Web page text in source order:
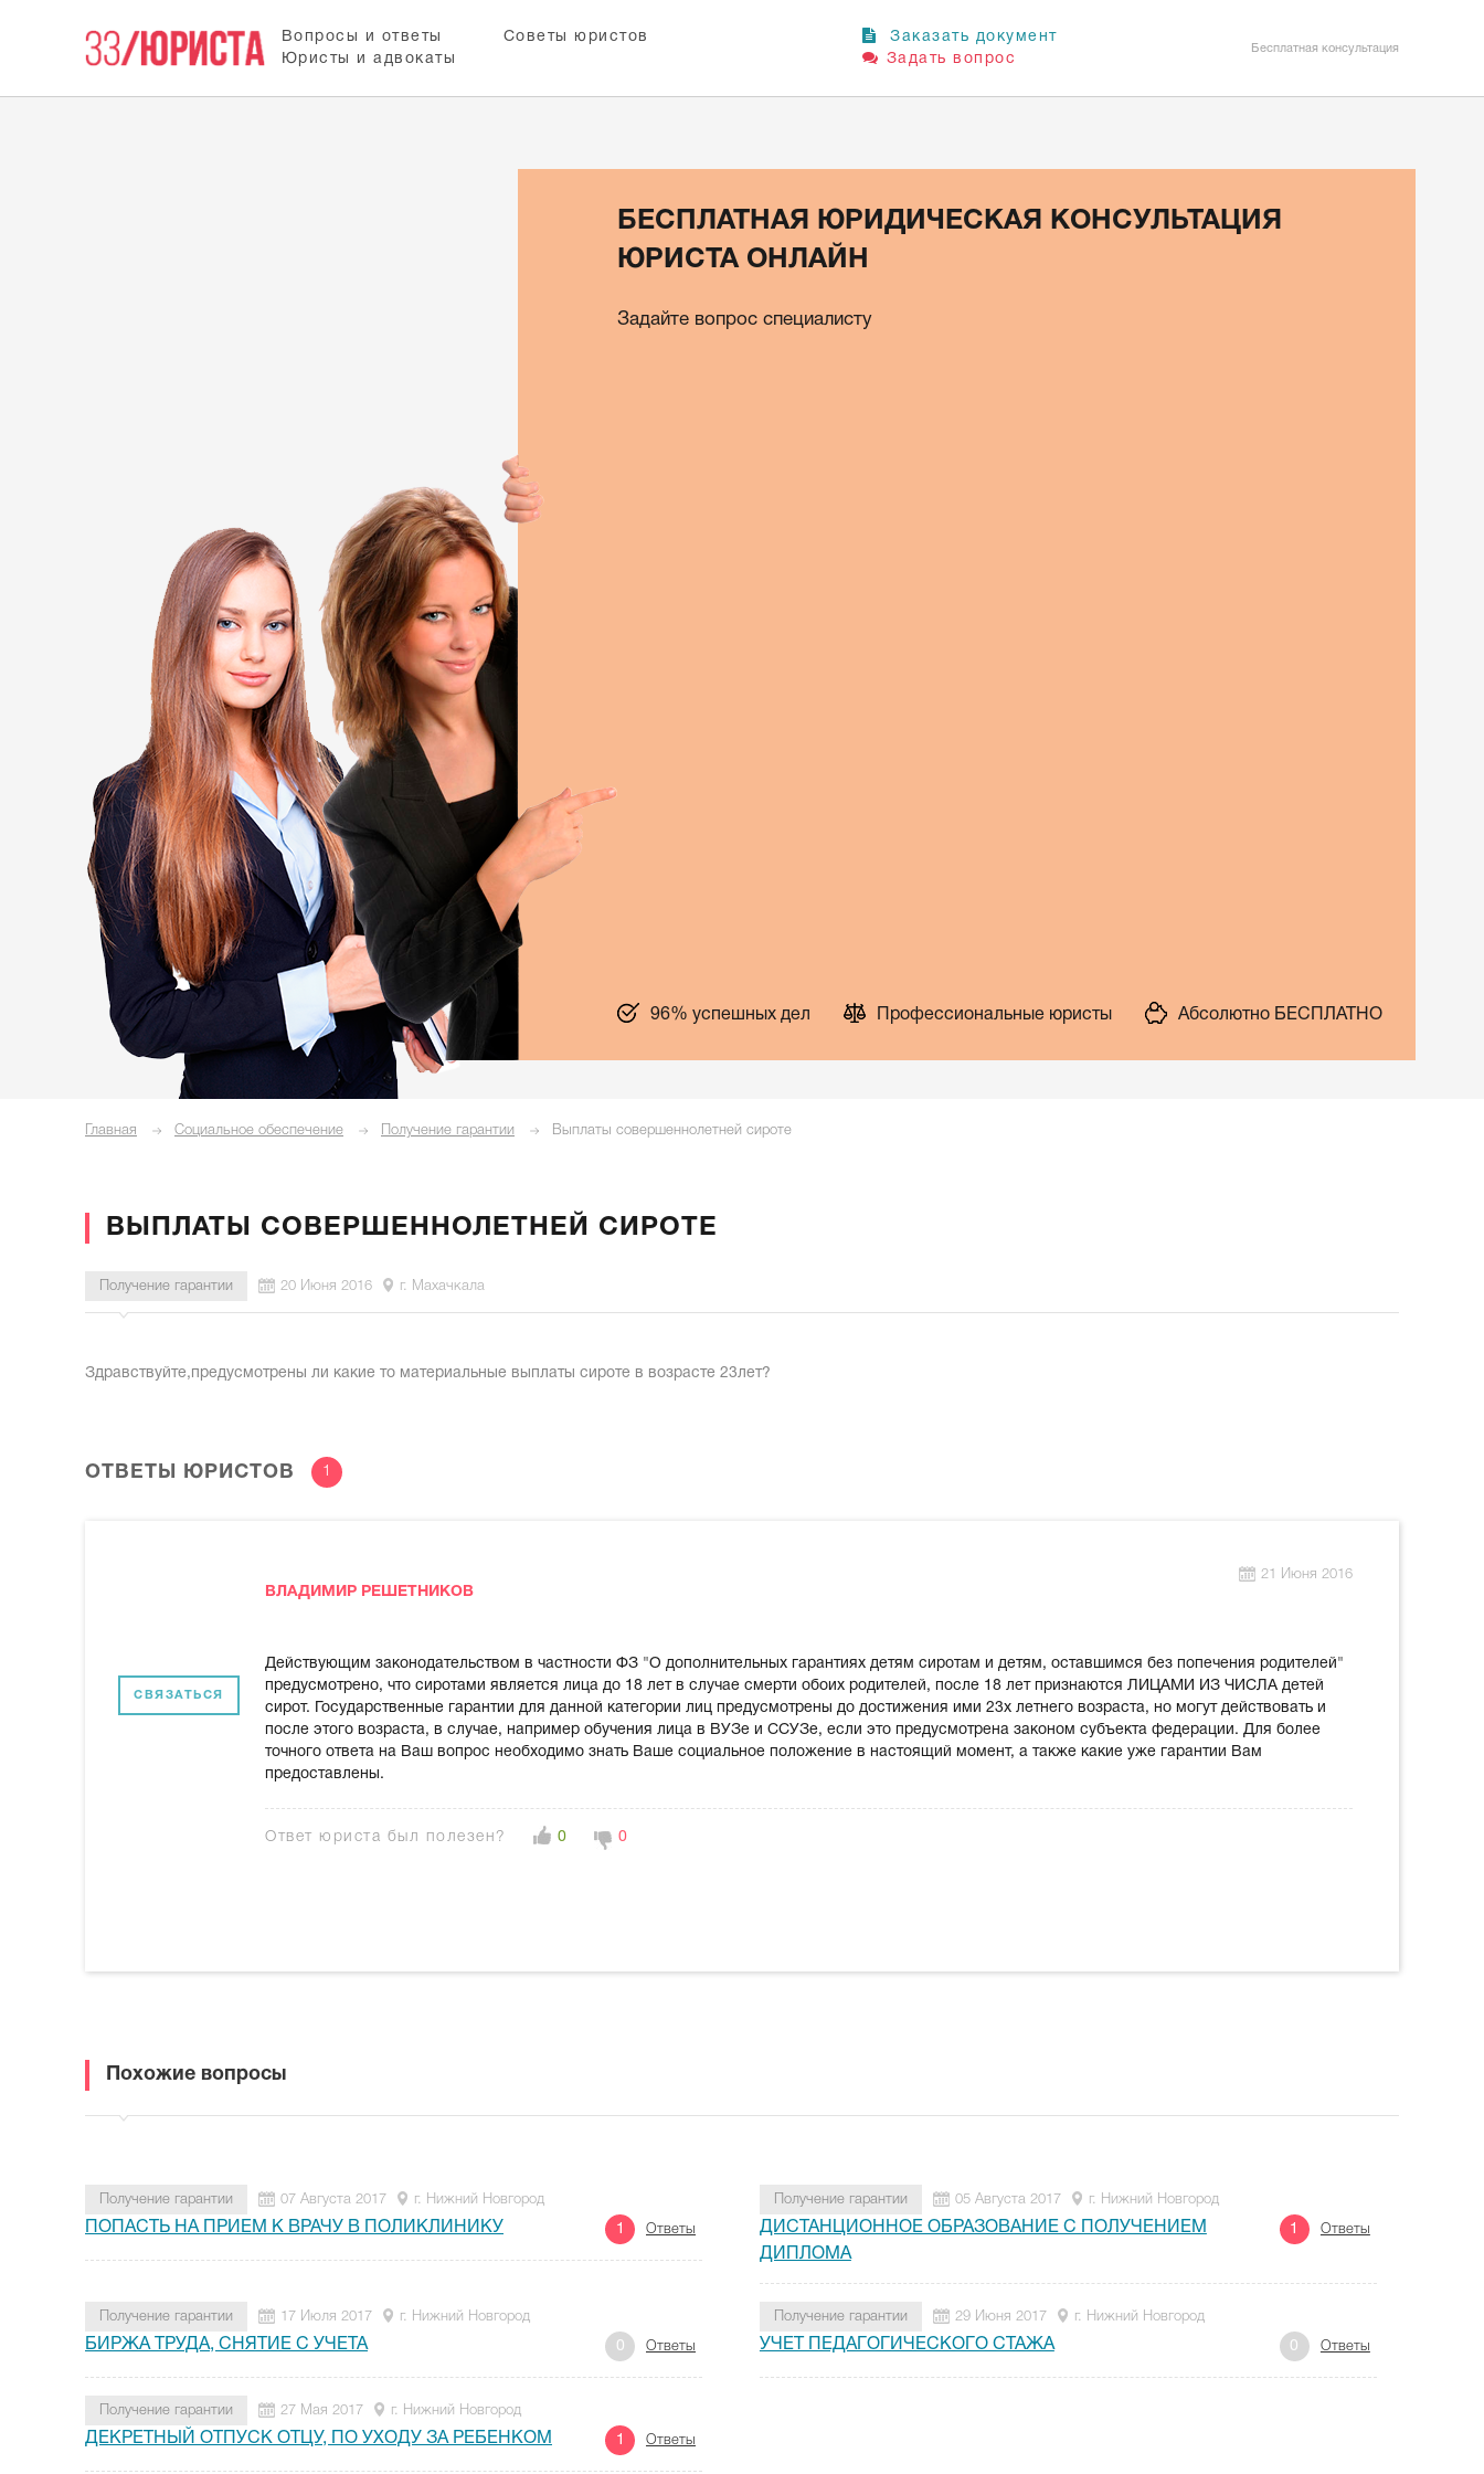
Вопросы и ответы
Советы юристов
Юристы и адвокаты
Заказать документ
Задать вопрос
Бесплатная консультация
БЕСПЛАТНАЯ ЮРИДИЧЕСКАЯ КОНСУЛЬТАЦИЯ
ЮРИСТА ОНЛАЙН
Задайте вопрос специалисту
96% успешных дел Профессиональные юристы Абсолютно БЕСПЛАТНО
Главная Социальное обеспечение Получение гарантии Выплаты совершеннолетней сироте
ВЫПЛАТЫ СОВЕРШЕННОЛЕТНЕЙ СИРОТЕ
Получение гарантии 20 Июня 2016 г. Махачкала
Здравствуйте,предусмотрены ли какие то материальные выплаты сироте в возрасте 23лет?
ОТВЕТЫ ЮРИСТОВ 1
СВЯЗАТЬСЯ
ВЛАДИМИР РЕШЕТНИКОВ
21 Июня 2016
Действующим законодательством в частности ФЗ "О дополнительных гарантиях детям сиротам и детям, оставшимся без попечения родителей"
предусмотрено, что сиротами является лица до 18 лет в случае смерти обоих родителей, после 18 лет признаются ЛИЦАМИ ИЗ ЧИСЛА детей
сирот. Государственные гарантии для данной категории лиц предусмотрены до достижения ими 23х летнего возраста, но могут действовать и
после этого возраста, в случае, например обучения лица в ВУЗе и ССУЗе, если это предусмотрена законом субъекта федерации. Для более
точного ответа на Ваш вопрос необходимо знать Ваше социальное положение в настоящий момент, а также какие уже гарантии Вам
предоставлены.
Ответ юриста был полезен? 0 0
Похожие вопросы
Получение гарантии 07 Августа 2017 г. Нижний Новгород
ПОПАСТЬ НА ПРИЕМ К ВРАЧУ В ПОЛИКЛИНИКУ 1 Ответы
Получение гарантии 05 Августа 2017 г. Нижний Новгород
ДИСТАНЦИОННОЕ ОБРАЗОВАНИЕ С ПОЛУЧЕНИЕМ
ДИПЛОМА
1 Ответы
Получение гарантии 17 Июля 2017 г. Нижний Новгород
БИРЖА ТРУДА, СНЯТИЕ С УЧЕТА 0 Ответы
Получение гарантии 29 Июня 2017 г. Нижний Новгород
УЧЕТ ПЕДАГОГИЧЕСКОГО СТАЖА 0 Ответы
Получение гарантии 27 Мая 2017 г. Нижний Новгород
ДЕКРЕТНЫЙ ОТПУСК ОТЦУ, ПО УХОДУ ЗА РЕБЕНКОМ 1 Ответы